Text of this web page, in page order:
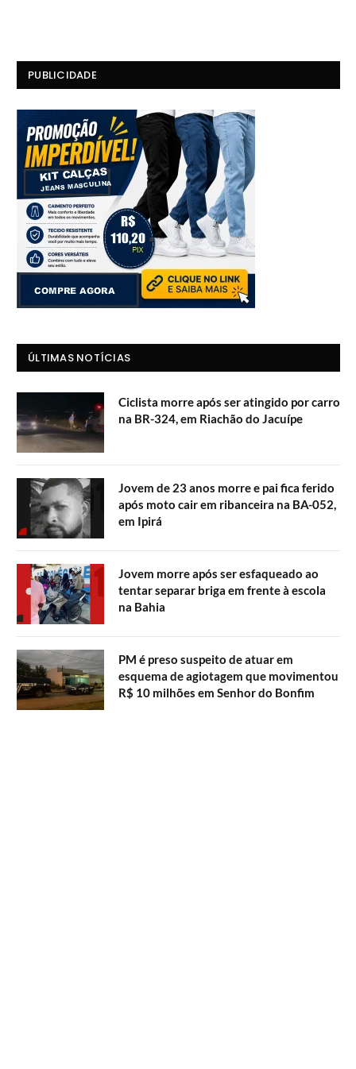
PUBLICIDADE
ÚLTIMAS NOTÍCIAS
Ciclista morre após ser atingido por carro
na BR-324, em Riachão do Jacuípe
Jovem de 23 anos morre e pai fica ferido
após moto cair em ribanceira na BA-052,
em Ipirá
Jovem morre após ser esfaqueado ao
tentar separar briga em frente à escola
na Bahia
PM é preso suspeito de atuar em
esquema de agiotagem que movimentou
R$ 10 milhões em Senhor do Bonfim